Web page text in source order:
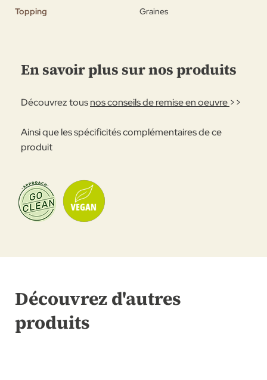
Topping Graines
En savoir plus sur nos produits
Découvrez tousnos conseils de remise en oeuvre >>
Ainsi que les spécificités complémentaires de ce
produit
Découvrez d'autres
produits